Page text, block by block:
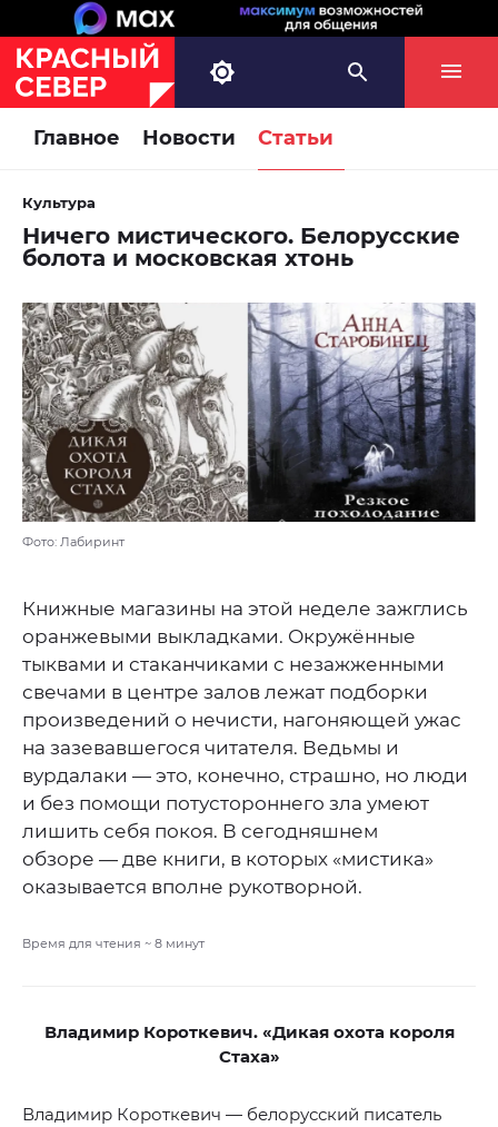
Главное Новости Статьи
Культура
Ничего мистического. Белорусские
болота и московская хтонь
Фото: Лабиринт
Книжные магазины на этой неделе зажглись
оранжевыми выкладками. Окружённые
тыквами и стаканчиками с незажженными
свечами в центре залов лежат подборки
произведений о нечисти, нагоняющей ужас
на зазевавшегося читателя. Ведьмы и
вурдалаки — это, конечно, страшно, но люди
и без помощи потустороннего зла умеют
лишить себя покоя. В сегодняшнем
обзоре — две книги, в которых «мистика»
оказывается вполне рукотворной.
Время для чтения ~ 8 минут
Владимир Короткевич. «Дикая охота короля
Стаха»
Владимир Короткевич — белорусский писатель